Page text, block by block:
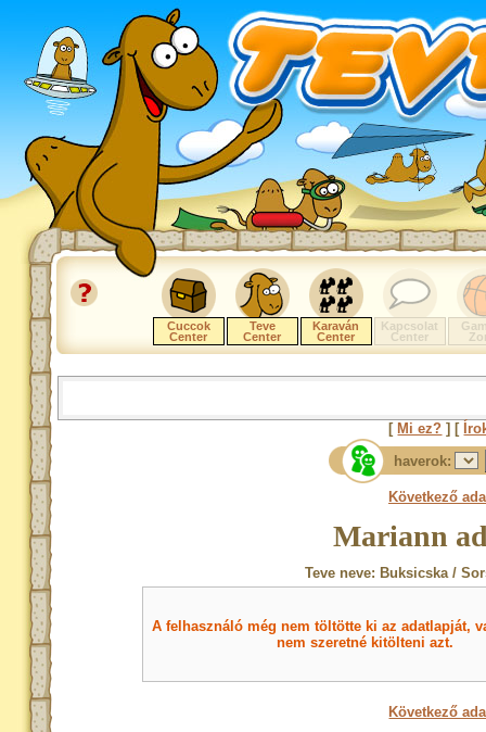
Cuccok
Center
Teve
Center
Karaván
Center
Kapcsolat
Center
[ Mi ez? ] [
haverok:
Következő
Mariann
Teve neve: Buksicska /
A felhasználó még nem töltötte ki az adatlapját,
nem szeretné kitölteni azt.
Következő